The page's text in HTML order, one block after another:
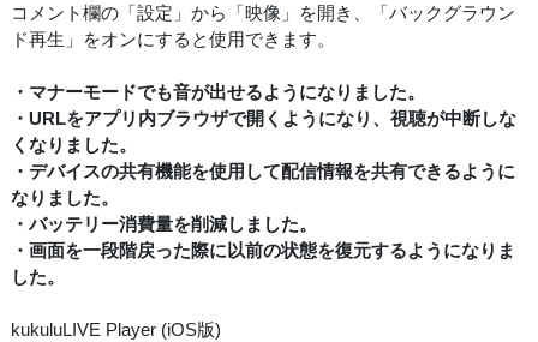
コメント欄の「設定」から「映像」を開き、「バックグラウン
ド再生」をオンにすると使用できます。
・マナーモードでも音が出せるようになりました。
・URLをアプリ内ブラウザで開くようになり、視聴が中断しな
くなりました。
・デバイスの共有機能を使用して配信情報を共有できるように
なりました。
・バッテリー消費量を削減しました。
・画面を一段階戻った際に以前の状態を復元するようになりま
した。
kukuluLIVE Player (iOS版)